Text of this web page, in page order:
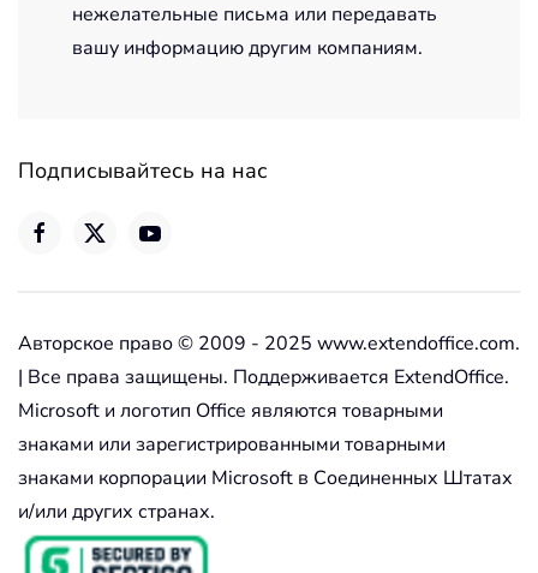
нежелательные письма или передавать
вашу информацию другим компаниям.
Подписывайтесь на нас
Авторское право © 2009 - 2025 www.extendoffice.com.
| Все права защищены. Поддерживается ExtendOffice.
Microsoft и логотип Office являются товарными
знаками или зарегистрированными товарными
знаками корпорации Microsoft в Соединенных Штатах
и/или других странах.